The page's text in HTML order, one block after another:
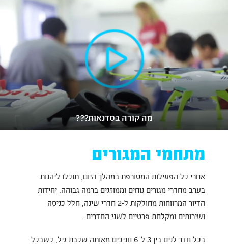
מה קורה בסדנאות???
מתחמי המגורים
אחרי כל הפעילות המטורפת במהלך היום, תוכלו ליהנות
בערב מחדרי מגורים נוחים וממוזגים ברמה גבוהה. יחידות
הדיור המרווחות מחולקות ל-2 חדרי שינה, חלל כניסה
ושירותים ומקלחת פרטיים לשני החדרים.
בכל חדר לנים בין 3 ל-6 חניכים מאותה שכבת גיל, כשבכל